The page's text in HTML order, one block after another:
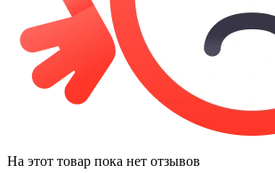
На этот товар пока нет отзывов